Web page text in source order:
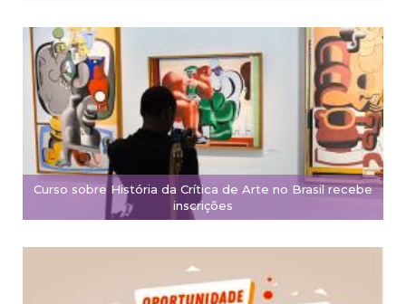
Curso sobre História da Crítica de Arte no Brasil recebe
inscrições